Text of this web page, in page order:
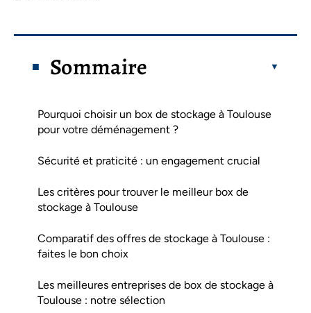
Sommaire
Pourquoi choisir un box de stockage à Toulouse
pour votre déménagement ?
Sécurité et praticité : un engagement crucial
Les critères pour trouver le meilleur box de
stockage à Toulouse
Comparatif des offres de stockage à Toulouse :
faites le bon choix
Les meilleures entreprises de box de stockage à
Toulouse : notre sélection